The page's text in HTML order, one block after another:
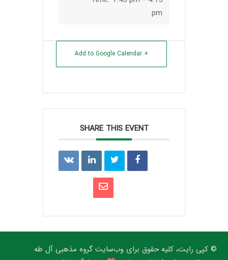
pm
+ Add to Google Calendar
SHARE THIS EVENT
© کپی رایت، کلیه حقوق برای وب‌سایت گروه مذهبی آل طه